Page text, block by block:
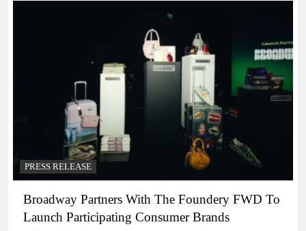
PRESS RELEASE
Broadway Partners With The Foundery FWD To
Launch Participating Consumer Brands